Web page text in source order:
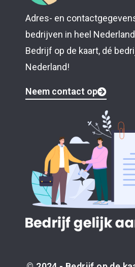
Adres- en
bedrijven in heel
Bedrijf op de kaart, dé
Nederland!
Neem contact op